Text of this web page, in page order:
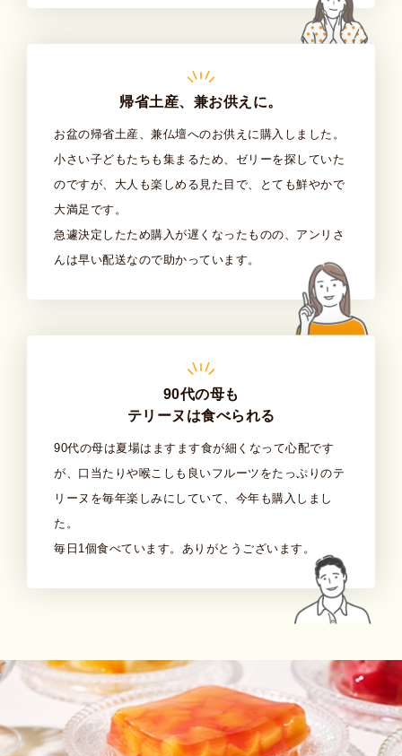
帰省土産、兼お供えに。
お盆の帰省土産、兼仏壇へのお供えに購入しました。
小さい子どもたちも集まるため、ゼリーを探していた
のですが、大人も楽しめる見た目で、とても鮮やかで
大満足です。
急遽決定したため購入が遅くなったものの、アンリさ
んは早い配送なので助かっています。
90代の母も
テリーヌは食べられる
90代の母は夏場はますます食が細くなって心配です
が、口当たりや喉こしも良いフルーツをたっぷりのテ
リーヌを毎年楽しみにしていて、今年も購入しまし
た。
毎日1個食べています。ありがとうございます。